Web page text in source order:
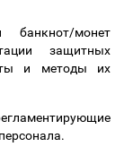
банкнот/монет
защитных
и методы их